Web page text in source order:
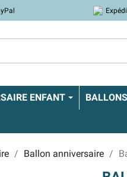
ENFANT BALLONS
Ballon anniversaire